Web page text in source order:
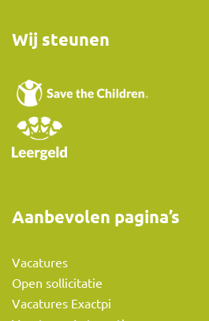
Wij steunen
Aanbevolen pagina’s
Vacatures
Open sollicitatie
Vacatures Exactpi